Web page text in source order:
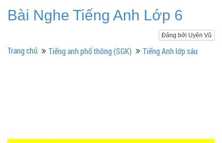
Bài Nghe Tiếng Anh Lớp 6
Đăng bởi Uyên Vũ
Trang chủ Tiếng anh phổ thông (SGK) Tiếng Anh lớp sáu